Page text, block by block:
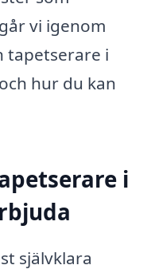
vi igenom
tapetserare i
hur du kan
i
självklara